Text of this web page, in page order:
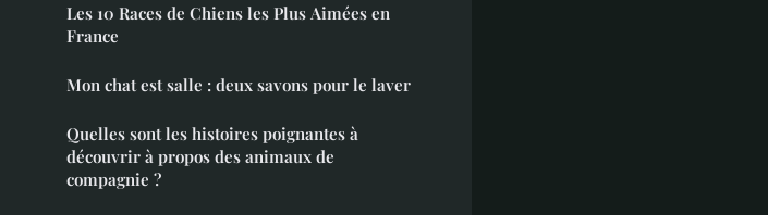
Les 10 Races de Chiens les Plus Aimées en
France
Mon chat est salle : deux savons pour le laver
Quelles sont les histoires poignantes à
découvrir à propos des animaux de
compagnie ?